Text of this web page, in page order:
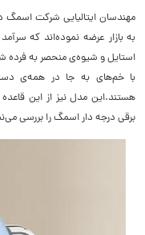
مهندسان ایتالیایی شرکت اسمگ
به بازار عرضه نموده‌اند که
استایل و شیوه‌ی منحصر به
با خم‌های به جا در همه‌ی
هستند.این مدل نیز از این
برقی درجه دار اسمگ را بررسی